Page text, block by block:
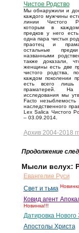
Чистое Родство
Мы обнаружили и
каждого мужчины
линии Чистого
которым в каждом
предков у него
одна пара чистых
праотец и
остальные
названными
также доказали,
женщины есть две
чистого родства,
каждом поколении
есть всего лишь
праматерей. На
исследования мы
Facto незыблемость
наследственного
Lex Salica Чистого
– 03.09.2014.
Архив 2004-2018
Продолжение
Мысли вслух:
Евангелие Руси
Свет и тьма
Ковид агент
Новинка!!!
Датировка Нового
Апостолы Христа